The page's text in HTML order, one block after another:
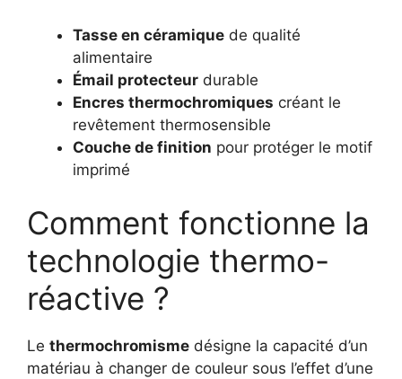
Tasse en céramique de qualité
alimentaire
Émail protecteur durable
Encres thermochromiques créant le
revêtement thermosensible
Couche de finition pour protéger le motif
imprimé
Comment fonctionne la
technologie thermo-
réactive ?
Le thermochromisme désigne la capacité d’un
matériau à changer de couleur sous l’effet d’une